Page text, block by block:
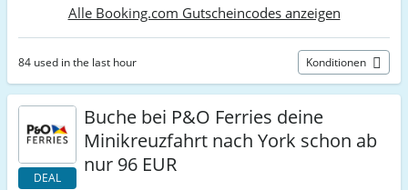
Alle Booking.com Gutscheincodes anzeigen
84 used in the last hour Konditionen
DEAL
Buche bei P&O Ferries deine
Minikreuzfahrt nach York schon ab
nur 96 EUR